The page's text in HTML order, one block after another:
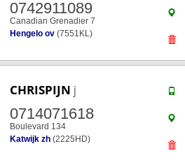
0742911089
Canadian Grenadier 7
Hengelo ov (7551KL)
CHRISPIJN j
0714071618
Boulevard 134
Katwijk zh (2225HD)